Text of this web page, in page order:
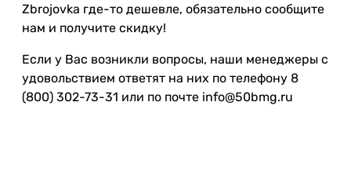
Zbrojovka где-то дешевле, обязательно сообщите
нам и получите скидку!
Если у Вас возникли вопросы, наши менеджеры с
удовольствием ответят на них по телефону 8
(800) 302-73-31 или по почте info@50bmg.ru